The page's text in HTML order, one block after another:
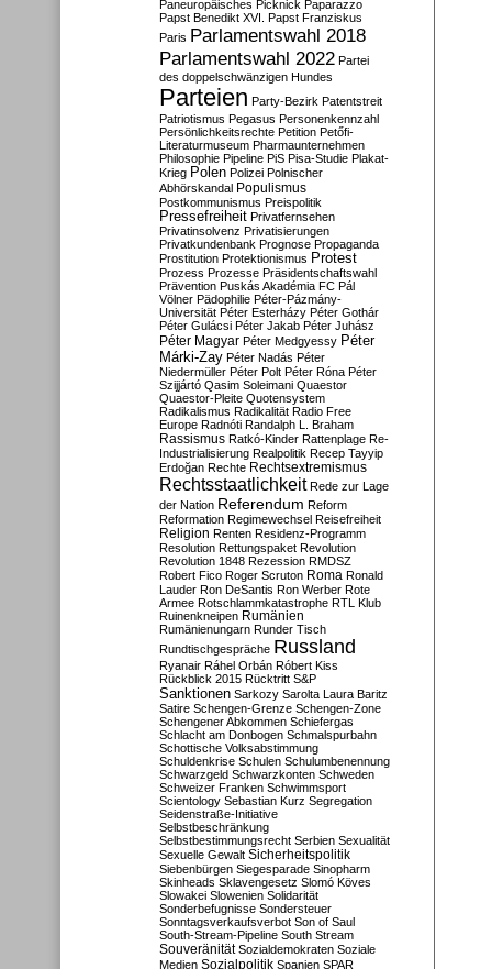
Paneuropäisches Picknick Paparazzo
Papst Benedikt XVI. Papst Franziskus
Paris Parlamentswahl 2018
Parlamentswahl 2022 Partei
des doppelschwänzigen Hundes
Parteien Party-Bezirk Patentstreit
Patriotismus Pegasus Personenkennzahl
Persönlichkeitsrechte Petition Petőfi-
Literaturmuseum Pharmaunternehmen
Philosophie Pipeline PiS Pisa-Studie Plakat-
Krieg Polen Polizei Polnischer
Abhörskandal Populismus
Postkommunismus Preispolitik
Pressefreiheit Privatfernsehen
Privatinsolvenz Privatisierungen
Privatkundenbank Prognose Propaganda
Prostitution Protektionismus Protest
Prozess Prozesse Präsidentschaftswahl
Prävention Puskás Akadémia FC Pál
Völner Pädophilie Péter-Pázmány-
Universität Péter Esterházy Péter Gothár
Péter Gulácsi Péter Jakab Péter Juhász
Péter Magyar Péter Medgyessy Péter
Márki-Zay Péter Nadás Péter
Niedermüller Péter Polt Péter Róna Péter
Szijjártó Qasim Soleimani Quaestor
Quaestor-Pleite Quotensystem
Radikalismus Radikalität Radio Free
Europe Radnóti Randalph L. Braham
Rassismus Ratkó-Kinder Rattenplage Re-
Industrialisierung Realpolitik Recep Tayyip
Erdoğan Rechte Rechtsextremismus
Rechtsstaatlichkeit Rede zur Lage
der Nation Referendum Reform
Reformation Regimewechsel Reisefreiheit
Religion Renten Residenz-Programm
Resolution Rettungspaket Revolution
Revolution 1848 Rezession RMDSZ
Robert Fico Roger Scruton Roma Ronald
Lauder Ron DeSantis Ron Werber Rote
Armee Rotschlammkatastrophe RTL Klub
Ruinenkneipen Rumänien
Rumänienungarn Runder Tisch
Rundtischgespräche Russland
Ryanair Ráhel Orbán Róbert Kiss
Rückblick 2015 Rücktritt S&P
Sanktionen Sarkozy Sarolta Laura Baritz
Satire Schengen-Grenze Schengen-Zone
Schengener Abkommen Schiefergas
Schlacht am Donbogen Schmalspurbahn
Schottische Volksabstimmung
Schuldenkrise Schulen Schulumbenennung
Schwarzgeld Schwarzkonten Schweden
Schweizer Franken Schwimmsport
Scientology Sebastian Kurz Segregation
Seidenstraße-Initiative
Selbstbeschränkung
Selbstbestimmungsrecht Serbien Sexualität
Sexuelle Gewalt Sicherheitspolitik
Siebenbürgen Siegesparade Sinopharm
Skinheads Sklavengesetz Slomó Köves
Slowakei Slowenien Solidarität
Sonderbefugnisse Sondersteuer
Sonntagsverkaufsverbot Son of Saul
South-Stream-Pipeline South Stream
Souveränität Sozialdemokraten Soziale
Medien Sozialpolitik Spanien SPAR